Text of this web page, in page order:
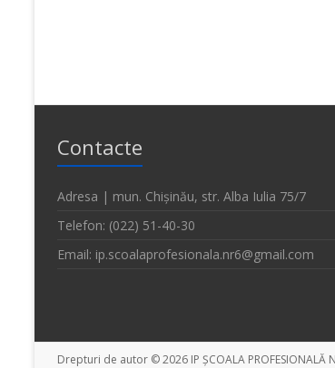
Contacte
Adresa | mun. Chișinău, str. Alba Iulia 75/7
Telefon: (022) 51-40-30
Email: ip.scoalaprofesionala.nr6@gmail.com
Drepturi de autor © 2026 IP ȘCOALA PROFESIONALĂ